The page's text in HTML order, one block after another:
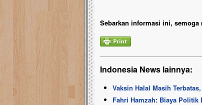
Sebarkan informasi ini,
Indonesia News lainnya:
Vaksin Halal Masih
Fahri Hamzah: Biaya Politik